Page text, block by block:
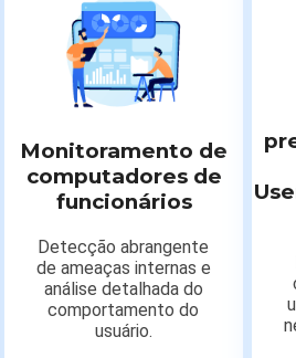
Monitoramento de
computadores de
funcionários
Detecção abrangente
de ameaças internas e
análise detalhada do
comportamento do
usuário.